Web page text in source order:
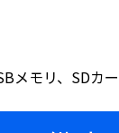
メモリ、SDカ